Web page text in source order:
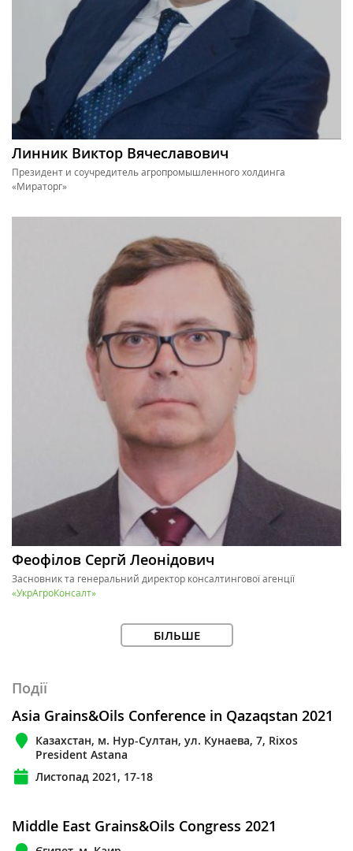
Линник Виктор Вячеславович
Президент и соучредитель агропромышленного холдинга
«Мираторг»
Феофілов Сергй Леонідович
Засновник та генеральний директор консалтингової агенції
«УкрАгроКонсалт»
БІЛЬШЕ
Події
Asia Grains&Oils Conference in Qazaqstan 2021
Казахстан, м. Нур-Султан, ул. Кунаева, 7, Rixos
President Astana
Листопад 2021, 17-18
Middle East Grains&Oils Congress 2021